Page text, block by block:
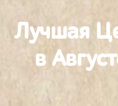
Лучшая
в